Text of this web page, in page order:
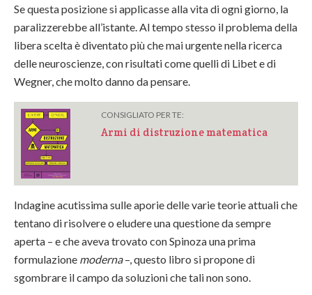
Se questa posizione si applicasse alla vita di ogni giorno, la
paralizzerebbe all’istante. Al tempo stesso il problema della
libera scelta è diventato più che mai urgente nella ricerca
delle neuroscienze, con risultati come quelli di Libet e di
Wegner, che molto danno da pensare.
CONSIGLIATO PER TE:
Armi di distruzione matematica
Indagine acutissima sulle aporie delle varie teorie attuali che
tentano di risolvere o eludere una questione da sempre
aperta – e che aveva trovato con Spinoza una prima
formulazione moderna–, questo libro si propone di
sgombrare il campo da soluzioni che tali non sono.